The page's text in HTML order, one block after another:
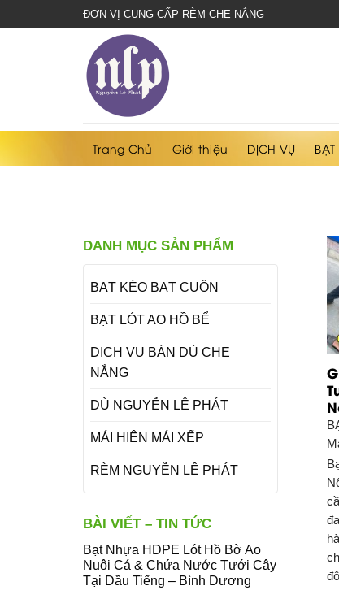
che
ĐƠN VỊ CUNG CẤP RÈM CHE NẮNG
Trang Chủ Giới thiệu DỊCH VỤ
DANH MỤC SẢN PHẨM
BẠT KÉO BẠT CUỐN
BẠT LÓT AO HỒ BỂ
DỊCH VỤ BÁN DÙ CHE
NẮNG
DÙ NGUYỄN LÊ PHÁT
MÁI HIÊN MÁI XẾP
RÈM NGUYỄN LÊ PHÁT
BÀI VIẾT – TIN TỨC
Bạt Nhựa HDPE Lót Hồ Bờ Ao
Nuôi Cá & Chứa Nước Tưới Cây
Tại Dầu Tiếng – Bình Dương